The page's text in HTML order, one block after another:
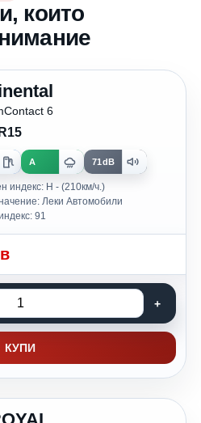
които
6
A 71dB
индекс: H - (210км/ч.)
Леки Автомобили
91
КУПИ